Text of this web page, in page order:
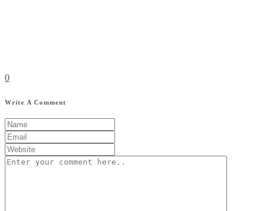
0
Write A Comment